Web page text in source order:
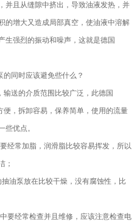
并且从缝隙中挤出，导致油液发热，并
的增大又造成局部真空，使油液中溶解
生强烈的振动和噪声，这就是德国
同时应该避免些什么？
送的介质范围比较广泛，此德国
便，拆卸容易，保养简单，使用的流量
些优点。
经常加脂，润滑脂比较容易挥发，所以
；
油泵放在比较干燥，没有腐蚀性，比
要经常检查并且维修，应该注意检查电